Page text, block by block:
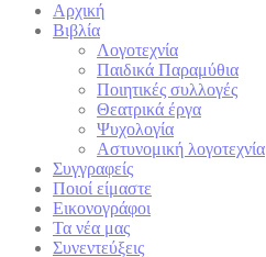
Αρχική
Βιβλία
Λογοτεχνία
Παιδικά Παραμύθια
Ποιητικές συλλογές
Θεατρικά έργα
Ψυχολογία
Αστυνομική λογοτεχνία
Συγγραφείς
Ποιοί είμαστε
Εικονογράφοι
Τα νέα μας
Συνεντεύξεις